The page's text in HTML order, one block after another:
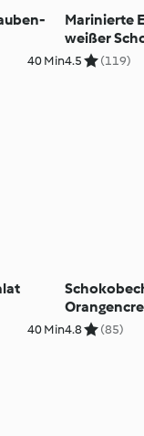
40 Min
Marinierte
weißer
4.5 (119)
40 Min4.8 (85)